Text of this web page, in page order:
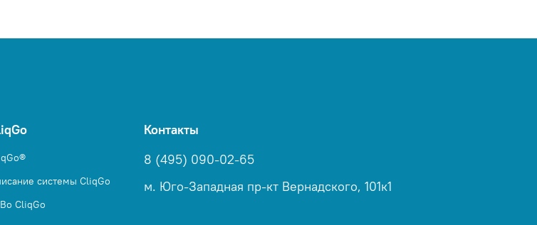
системы CliqGo
CliqGo
Контакты
8 (495) 090-02-65
м. Юго-Западная пр-кт Вернадского, 101к1